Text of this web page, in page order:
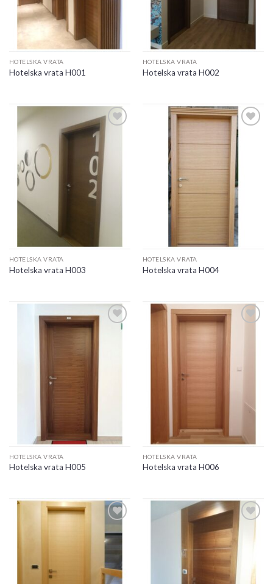
HOTELSKA VRATA
Hotelska vrata H001
HOTELSKA VRATA
Hotelska vrata H002
HOTELSKA VRATA
Hotelska vrata H003
wishlist
HOTELSKA VRATA
Hotelska vrata H004
HOTELSKA VRATA
Hotelska vrata H005
HOTELSKA VRATA
Hotelska vrata H006
Add to
Add to
wishlist